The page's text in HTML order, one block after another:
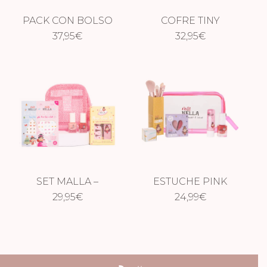
PACK CON BOLSO
GLAMOROUS
37,95€
COFRE TINY
DELIGHTS
32,95€
SET MALLA –
MAGIC MOMENTS
29,95€
ESTUCHE PINK
GIRLY GIRL
24,99€